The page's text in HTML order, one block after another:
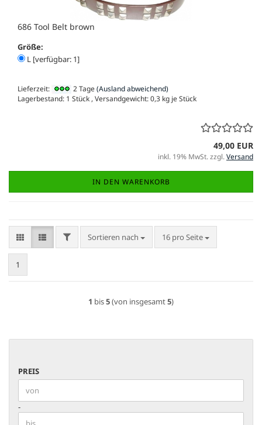
686 Tool Belt brown
Größe:
L [verfügbar: 1]
Lieferzeit: 2 Tage(Ausland abweichend)
Lagerbestand: 1 Stück , Versandgewicht:0,3 kg je Stück
49,00 EUR
inkl. 19% MwSt. zzgl.Versand
IN DEN WARENKORB
FILTERSortieren nach
Sortieren nach 16 pro Seite
pro Seite
1
1 bis5(von insgesamt5)
PREIS
PREIS
Preis bis
-